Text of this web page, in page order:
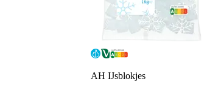
AH IJsblokjes